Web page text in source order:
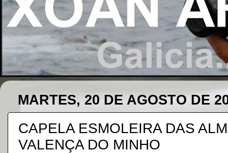
MARTES, 20 DE AGOSTO DE
CAPELA ESMOLEIRA DAS
VALENÇA DO MINHO